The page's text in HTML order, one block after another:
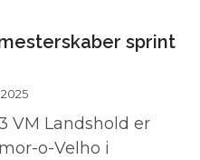
sprint
VM Landshold er
o-Velho i